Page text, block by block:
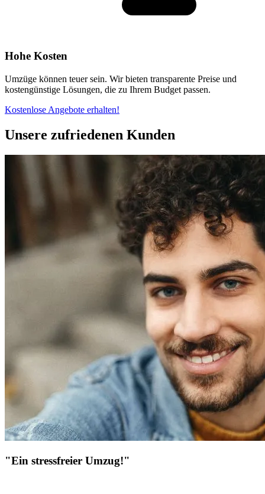
Hohe Kosten
Umzüge können teuer sein. Wir bieten transparente Preise und
kostengünstige Lösungen, die zu Ihrem Budget passen.
Kostenlose Angebote erhalten!
Unsere zufriedenen Kunden
"Ein stressfreier Umzug!"